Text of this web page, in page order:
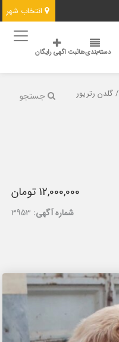
انتخاب شهر
دسته‌بندی‌هاثبت اگهی رایگان
جستجو / گلدن رتریور
12,000,000 تومان
شماره آگهی: 3953